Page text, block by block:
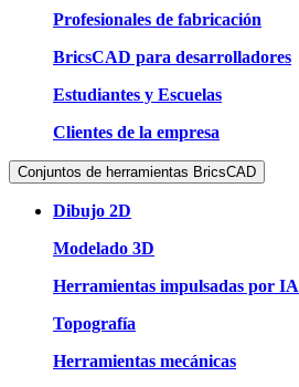
Profesionales de fabricación
BricsCAD para desarrolladores
Estudiantes y Escuelas
Clientes de la empresa
Conjuntos de herramientas BricsCAD
Dibujo 2D
Modelado 3D
Herramientas impulsadas por IA
Topografía
Herramientas mecánicas